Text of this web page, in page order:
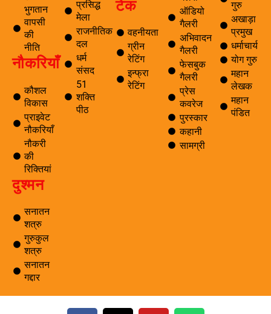
भुगतान
वापसी
की
नीति
नौकरियाँ
कौशल
विकास
प्राइवेट
नौकरियाँ
नौकरी
की
रिक्तियां
दुश्मन
सनातन
शत्रु
गुरुकुल
शत्रु
सनातन
गद्दार
प्रसिद्ध
मेला
राजनीतिक
दल
धर्म
संसद
51
शक्ति
पीठ
टेक
वहनीयता
ग्रीन
रेटिंग
इन्फ्रा
रेटिंग
ऑडियो
गैलरी
अभिवादन
गैलरी
फेसबुक
गैलरी
प्रेस
कवरेज
पुरस्कार
कहानी
सामग्री
गुरु
अखाड़ा
प्रमुख
धर्माचार्य
योग गुरु
महान
लेखक
महान
पंडित